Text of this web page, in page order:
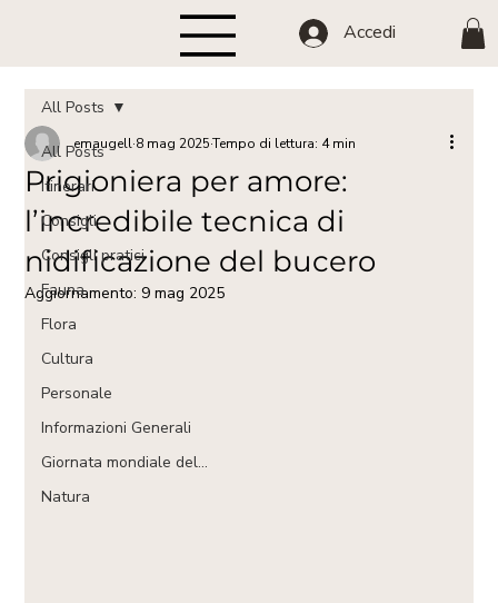
Accedi
All Posts
Itinerari
Consigli
Consigli pratici
Fauna
Flora
Cultura
Personale
Informazioni Generali
Giornata mondiale del...
Natura
All Posts
Prigioniera per amore:
l’incredibile tecnica di
nidificazione del bucero
emaugell 8 mag 2025 Tempo di lettura: 4 min
Aggiornamento: 9 mag 2025